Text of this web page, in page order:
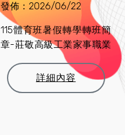
發佈：2026/06/22
115體育班暑假轉學轉班簡
章-莊敬高級工業家事職業
詳細內容